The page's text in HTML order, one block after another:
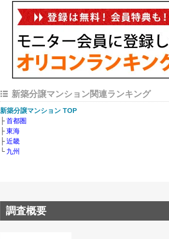
新築分譲マンション関連ランキング
新築分譲マンション TOP
首都圏
東海
近畿
九州
調査概要